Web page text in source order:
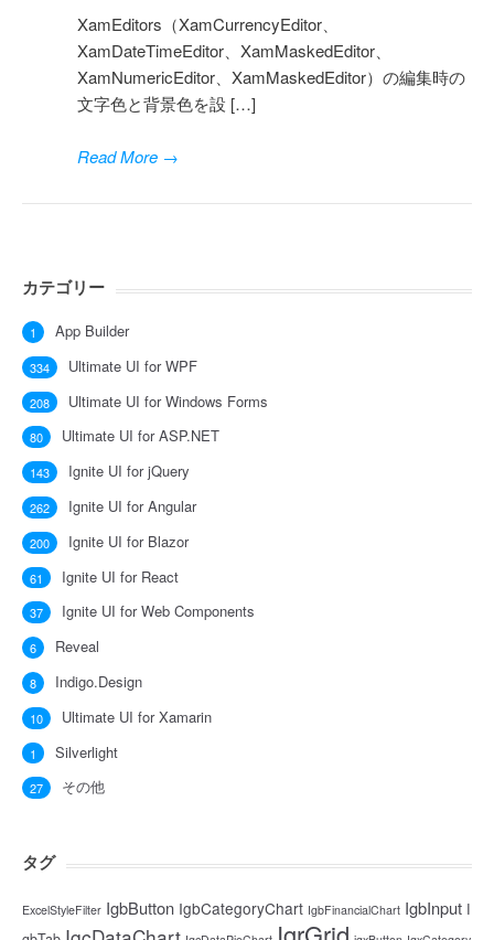
XamEditors（XamCurrencyEditor、
XamDateTimeEditor、XamMaskedEditor、
XamNumericEditor、XamMaskedEditor）の編集時の
文字色と背景色を設 […]
Read More →
カテゴリー
App Builder
1
Ultimate UI for WPF
334
Ultimate UI for Windows Forms
208
Ultimate UI for ASP.NET
80
Ignite UI for jQuery
143
Ignite UI for Angular
262
Ignite UI for Blazor
200
Ignite UI for React
61
Ignite UI for Web Components
37
Reveal
6
Indigo.Design
8
Ultimate UI for Xamarin
10
Silverlight
1
その他
27
タグ
ExcelStyleFilter IgbButton IgbCategoryChart IgbFinancialChart IgbInput I